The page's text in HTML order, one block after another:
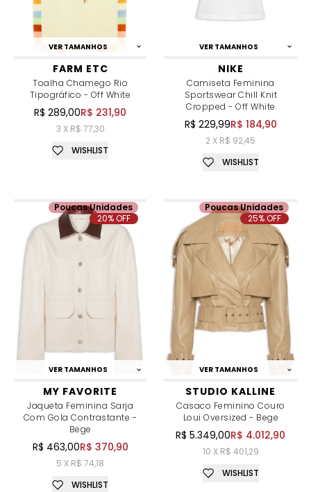
VER TAMANHOS
FARM ETC
Toalha Chamego Rio
Tipográfico - Off White
R$ 289,00R$ 231,90
3 X R$ 77,30
WISHLIST
VER TAMANHOS
NIKE
Camiseta Feminina
Sportswear Chill Knit
Cropped - Off White
R$ 229,99R$ 184,90
2 X R$ 92,45
WISHLIST
VER TAMANHOS
MY FAVORITE
Jaqueta Feminina Sarja
Com Gola Contrastante -
Bege
R$ 463,00R$ 370,90
5 X R$ 74,18
Poucas Unidades
20% OFF
WISHLIST
VER TAMANHOS
STUDIO KALLINE
Casaco Feminino Couro
Loui Oversized - Bege
R$ 5.349,00R$ 4.012,90
10 X R$ 401,29
Poucas Unidades
25% OFF
WISHLIST